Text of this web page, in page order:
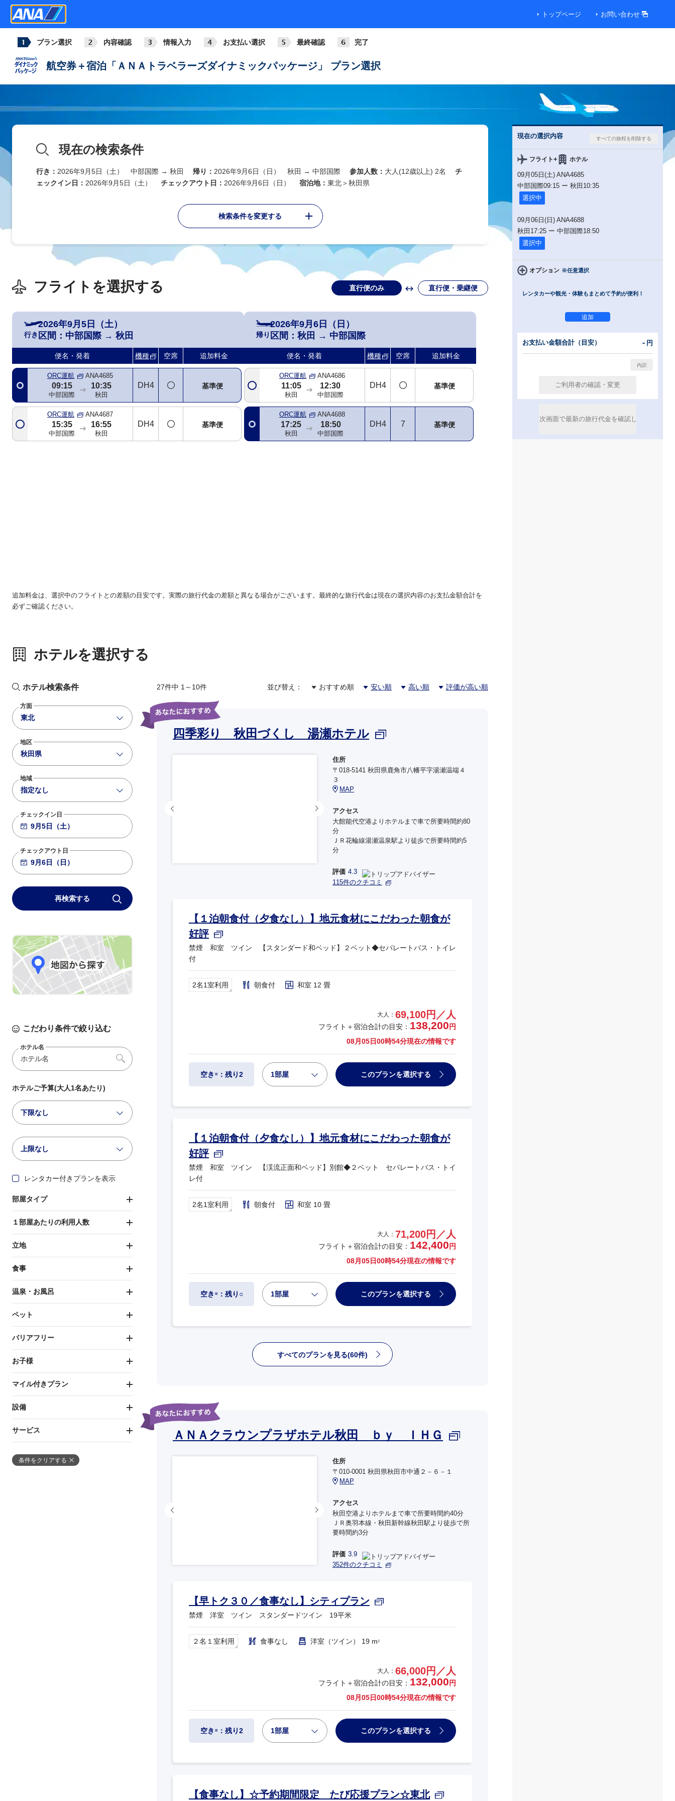
トップページ お問い合わせ
プラン選択 内容確認 情報入力 お支払い選択 最終確認 完了
航空券＋宿泊「ＡＮＡトラベラーズダイナミックパッケージ」 プラン選択
現在の検索条件
行き： 2026年9月5日（土） 中部国際 → 秋田 帰り： 2026年9月6日（日） 秋田 → 中部国際 参加人数： 大人(12歳以上) 2名
チ
ェックイン日： 2026年9月5日（土） チェックアウト日： 2026年9月6日（日） 宿泊地： 東北＞秋田県
検索条件を変更する
フライトを選択する 直行便のみ 直行便・乗継便
行き
2026年9月5日（土）
区間： 中部国際→ 秋田
便名・発着 機種 空席 追加料金
ORC運航 ANA4685
09:15
中部国際
10:35
秋田
DH4 基準便
ORC運航 ANA4687
15:35
中部国際
16:55
秋田
DH4 基準便
帰り
2026年9月6日（日）
区間： 秋田 → 中部国際
便名・発着 機種 空席 追加料金
ORC運航 ANA4686
11:05
秋田
12:30
中部国際
DH4 基準便
ORC運航 ANA4688
17:25
秋田
18:50
中部国際
DH4 7 基準便
追加料金は、選択中のフライトとの差額の目安です。実際の旅行代金の差額と異なる場合がございます。最終的な旅行代金は現在の選択内容のお支払金額合計を
必ずご確認ください。
ホテルを選択する
ホテル検索条件
方面
東北
地区
秋田県
地域
指定なし
チェックイン日
チェックアウト日
再検索する
こだわり条件で絞り込む
ホテル名
ホテルご予算(大人1名あたり)
下限なし
上限なし
レンタカー付きプランを表示
部屋タイプ
１部屋あたりの利用人数
立地
食事
温泉・お風呂
ペット
バリアフリー
お子様
マイル付きプラン
設備
サービス
条件をクリアする
27件中 1～10件 並び替え： おすすめ順 安い順 高い順 評価が高い順
四季彩り 秋田づくし 湯瀬ホテル
住所
〒018-5141 秋田県鹿角市八幡平字湯瀬温端４
３
MAP
アクセス
大館能代空港よりホテルまで車で所要時間約80
分
ＪＲ花輪線湯瀬温泉駅より徒歩で所要時間約5
分
評価 4.3
115件のクチコミ
【１泊朝食付（夕食なし）】地元食材にこだわった朝食が
好評
禁煙 和室 ツイン 【スタンダード和ベッド】２ベット◆セパレートバス・トイレ
付
2名1室利用 朝食付 和室 12 畳
大人： 69,100円／人
フライト＋宿泊合計の目安： 138,200 円
08月05日00時54分現在の情報です
空き ※：残り2 1部屋 このプランを選択する
【１泊朝食付（夕食なし）】地元食材にこだわった朝食が
好評
禁煙 和室 ツイン 【渓流正面和ベッド】別館◆２ベット セパレートバス・トイ
レ付
2名1室利用 朝食付 和室 10 畳
大人： 71,200円／人
フライト＋宿泊合計の目安： 142,400 円
08月05日00時54分現在の情報です
空き ※：残り○ 1部屋 このプランを選択する
すべてのプランを見る(60件)
ＡＮＡクラウンプラザホテル秋田 ｂｙ ＩＨＧ
住所
〒010-0001 秋田県秋田市中通２－６－１
MAP
アクセス
秋田空港よりホテルまで車で所要時間約40分
ＪＲ奥羽本線・秋田新幹線秋田駅より徒歩で所
要時間約3分
評価 3.9
352件のクチコミ
【早トク３０／食事なし】シティプラン
禁煙 洋室 ツイン スタンダードツイン 19平米
２名１室利用 食事なし 洋室（ツイン） 19 m2
大人： 66,000円／人
フライト＋宿泊合計の目安： 132,000 円
08月05日00時54分現在の情報です
空き ※：残り2 1部屋 このプランを選択する
【食事なし】☆予約期間限定 たび応援プラン☆東北
現在の選択内容
フライト+ ホテル
09月05日(土) ANA4685
中部国際09:15 ー 秋田 10:35
選択中
09月06日(日) ANA4688
秋田 17:25 ー 中部国際18:50
選択中
オプション ※任意選択
レンタカーや観光・体験もまとめて予約が便利！
お支払い金額合計（目安） - 円